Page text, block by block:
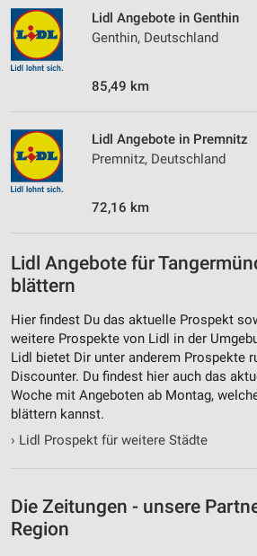
Lidl Angebote in Genthin
Genthin, Deutschland
85,49 km
Lidl Angebote in Premnitz
Premnitz, Deutschland
72,16 km
Lidl Angebote für
blättern
Hier findest Du das aktuelle Prospekt
weitere Prospekte von Lidl in der
Lidl bietet Dir unter anderem Prospekte
Discounter. Du findest hier auch das
Woche mit Angeboten ab Montag,
blättern kannst.
› Lidl Prospekt für weitere Städte
Die Zeitungen - unsere
Region